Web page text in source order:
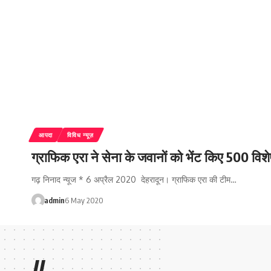
आपदा विविध न्यूज़
ग्राफिक एरा ने सेना के जवानों को भेंट किए 500
गढ़ निनाद न्यूज * 6 अप्रैल 2020 देहरादून। ग्राफिक एरा की टीम…
admin6 May 2020